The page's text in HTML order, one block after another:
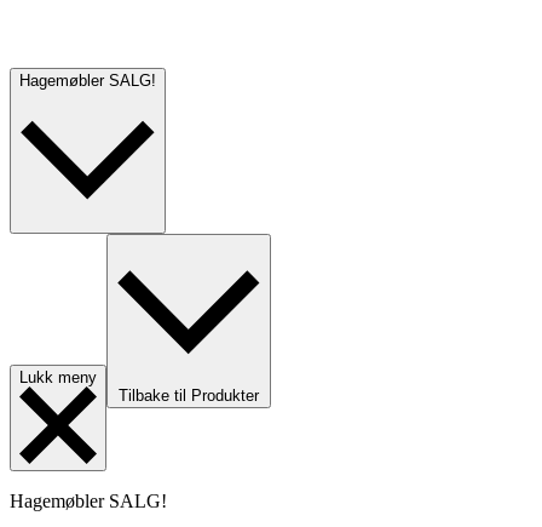
Hagemøbler SALG!
Lukk meny
Tilbake til Produkter
Hagemøbler SALG!